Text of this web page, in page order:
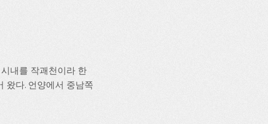
내를 작괘천이라 한
왔다. 언양에서 중남쪽